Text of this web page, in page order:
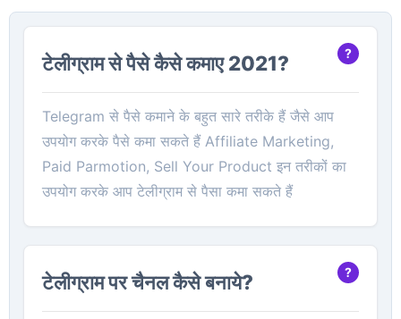
टेलीग्राम से पैसे कैसे कमाए 2021?
Telegram से पैसे कमाने के बहुत सारे तरीके हैं जैसे आप
उपयोग करके पैसे कमा सकते हैं Affiliate Marketing,
Paid Parmotion, Sell Your Product इन तरीकों का
उपयोग करके आप टेलीग्राम से पैसा कमा सकते हैं
टेलीग्राम पर चैनल कैसे बनाये?